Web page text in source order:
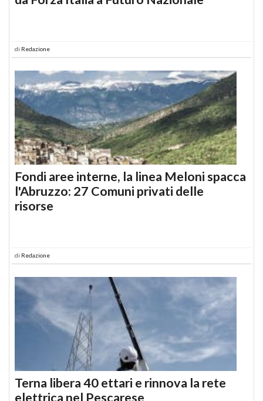
di Redazione
Fondi aree interne, la linea Meloni spacca
l'Abruzzo: 27 Comuni privati delle
risorse
di Redazione
Terna libera 40 ettari e rinnova la rete
elettrica nel Pescarese